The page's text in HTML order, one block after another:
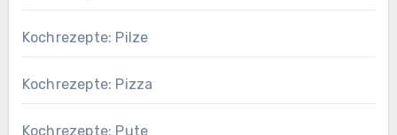
Kochrezepte: Pilze
Kochrezepte: Pizza
Kochrezepte: Pute